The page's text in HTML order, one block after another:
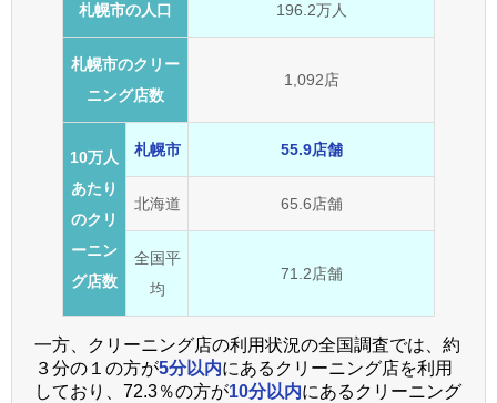
札幌市の人口 196.2万人
札幌市のクリー
ニング店数
1,092店
10万人
あたり
のクリ
ーニン
グ店数
札幌市 55.9店舗
北海道 65.6店舗
全国平
均
71.2店舗
一方、クリーニング店の利用状況の全国調査では、約
３分の１の方が5分以内にあるクリーニング店を利用
しており、72.3％の方が10分以内にあるクリーニング